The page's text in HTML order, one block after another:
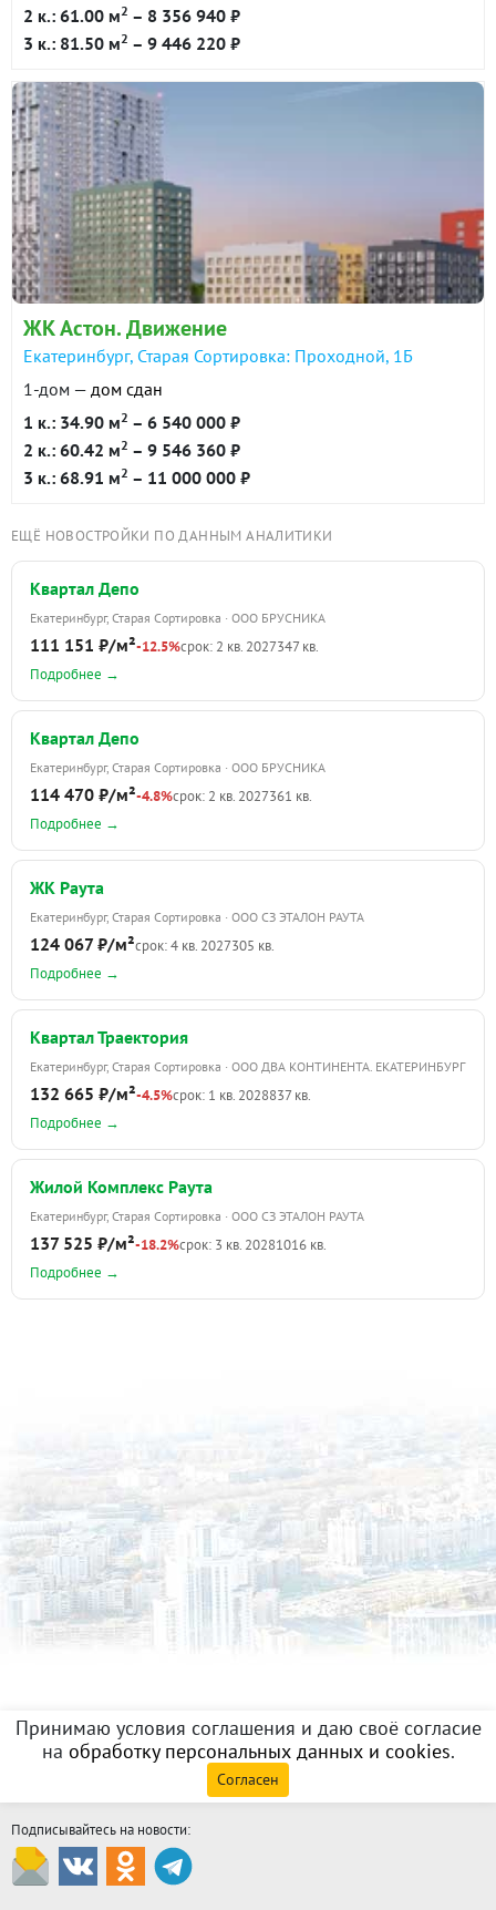
2 к.: 61.00 м2 – 8 356 940 ₽
3 к.: 81.50 м2 – 9 446 220 ₽
ЖК Астон. Движение
Екатеринбург, Старая Сортировка: Проходной, 1Б
1-дом — дом сдан
1 к.: 34.90 м2 – 6 540 000 ₽
2 к.: 60.42 м2 – 9 546 360 ₽
3 к.: 68.91 м2 – 11 000 000 ₽
ЕЩЁ НОВОСТРОЙКИ ПО ДАННЫМ АНАЛИТИКИ
Квартал Депо
Екатеринбург, Старая Сортировка · ООО БРУСНИКА
111 151 ₽/м²-12.5%срок: 2 кв. 2027347 кв.
Подробнее →
Квартал Депо
Екатеринбург, Старая Сортировка · ООО БРУСНИКА
114 470 ₽/м²-4.8%срок: 2 кв. 2027361 кв.
Подробнее →
ЖК Раута
Екатеринбург, Старая Сортировка · ООО СЗ ЭТАЛОН РАУТА
124 067 ₽/м²срок: 4 кв. 2027305 кв.
Подробнее →
Квартал Траектория
Екатеринбург, Старая Сортировка · ООО ДВА КОНТИНЕНТА. ЕКАТЕРИНБУРГ
132 665 ₽/м²-4.5%срок: 1 кв. 2028837 кв.
Подробнее →
Жилой Комплекс Раута
Екатеринбург, Старая Сортировка · ООО СЗ ЭТАЛОН РАУТА
137 525 ₽/м²-18.2%срок: 3 кв. 20281016 кв.
Подробнее →
Принимаю условия соглашения и даю своё согласие
на обработку персональных данных и cookies.
Согласен
Подписывайтесь на новости: